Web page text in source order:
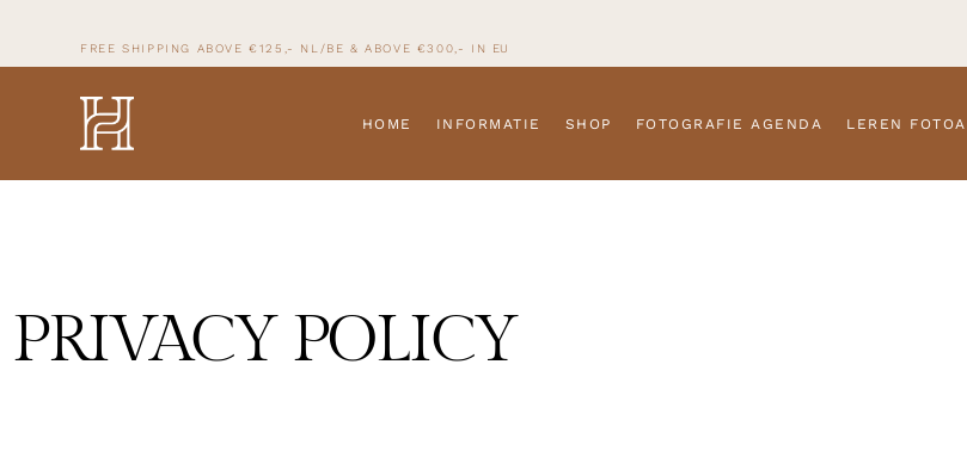
FREE SHIPPING ABOVE €125,- NL/BE & ABOVE €300,- IN EU
HOME INFORMATIE SHOP FOTOGRAFIE AGENDA LEREN
PRIVACY POLICY